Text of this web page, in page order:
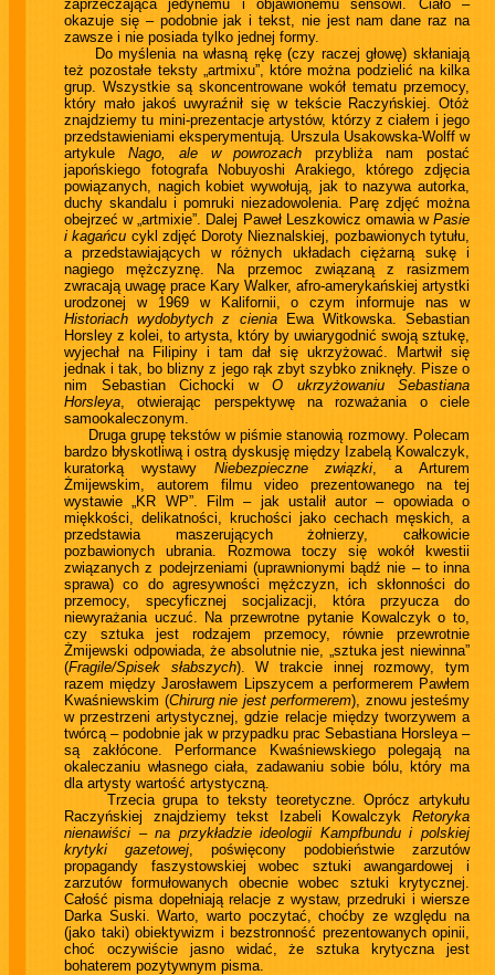
zaprzeczająca jedynemu i objawionemu sensowi. Ciało –
okazuje się – podobnie jak i tekst, nie jest nam dane raz na
zawsze i nie posiada tylko jednej formy.
Do myślenia na własną rękę (czy raczej głowę) skłaniają
też pozostałe teksty „artmixu”, które można podzielić na kilka
grup. Wszystkie są skoncentrowane wokół tematu przemocy,
który mało jakoś uwyraźnił się w tekście Raczyńskiej. Otóż
znajdziemy tu mini-prezentacje artystów, którzy z ciałem i jego
przedstawieniami eksperymentują. Urszula Usakowska-Wolff w
artykule Nago, ale w powrozach przybliża nam postać
japońskiego fotografa Nobuyoshi Arakiego, którego zdjęcia
powiązanych, nagich kobiet wywołują, jak to nazywa autorka,
duchy skandalu i pomruki niezadowolenia. Parę zdjęć można
obejrzeć w „artmixie”. Dalej Paweł Leszkowicz omawia w Pasie
i kagańcu cykl zdjęć Doroty Nieznalskiej, pozbawionych tytułu,
a przedstawiających w różnych układach ciężarną sukę i
nagiego mężczyznę. Na przemoc związaną z rasizmem
zwracają uwagę prace Kary Walker, afro-amerykańskiej artystki
urodzonej w 1969 w Kalifornii, o czym informuje nas w
Historiach wydobytych z cieniaEwa Witkowska. Sebastian
Horsley z kolei, to artysta, który by uwiarygodnić swoją sztukę,
wyjechał na Filipiny i tam dał się ukrzyżować. Martwił się
jednak i tak, bo blizny z jego rąk zbyt szybko zniknęły. Pisze o
nim Sebastian Cichocki w O ukrzyżowaniu Sebastiana
Horsleya, otwierając perspektywę na rozważania o ciele
samookaleczonym.
Druga grupę tekstów w piśmie stanowią rozmowy. Polecam
bardzo błyskotliwą i ostrą dyskusję między Izabelą Kowalczyk,
kuratorką wystawy Niebezpieczne związki, a Arturem
Żmijewskim, autorem filmu video prezentowanego na tej
wystawie „KR WP”. Film – jak ustalił autor – opowiada o
miękkości, delikatności, kruchości jako cechach męskich, a
przedstawia maszerujących żołnierzy, całkowicie
pozbawionych ubrania. Rozmowa toczy się wokół kwestii
związanych z podejrzeniami (uprawnionymi bądź nie – to inna
sprawa) co do agresywności mężczyzn, ich skłonności do
przemocy, specyficznej socjalizacji, która przyucza do
niewyrażania uczuć. Na przewrotne pytanie Kowalczyk o to,
czy sztuka jest rodzajem przemocy, równie przewrotnie
Żmijewski odpowiada, że absolutnie nie, „sztuka jest niewinna”
(Fragile/Spisek słabszych). W trakcie innej rozmowy, tym
razem między Jarosławem Lipszycem a performerem Pawłem
Kwaśniewskim (Chirurg nie jest performerem), znowu jesteśmy
w przestrzeni artystycznej, gdzie relacje między tworzywem a
twórcą – podobnie jak w przypadku prac Sebastiana Horsleya –
są zakłócone. Performance Kwaśniewskiego polegają na
okaleczaniu własnego ciała, zadawaniu sobie bólu, który ma
dla artysty wartość artystyczną.
Trzecia grupa to teksty teoretyczne. Oprócz artykułu
Raczyńskiej znajdziemy tekst Izabeli Kowalczyk Retoryka
nienawiści – na przykładzie ideologii Kampfbundu i polskiej
krytyki gazetowej, poświęcony podobieństwie zarzutów
propagandy faszystowskiej wobec sztuki awangardowej i
zarzutów formułowanych obecnie wobec sztuki krytycznej.
Całość pisma dopełniają relacje z wystaw, przedruki i wiersze
Darka Suski. Warto, warto poczytać, choćby ze względu na
(jako taki) obiektywizm i bezstronność prezentowanych opinii,
choć oczywiście jasno widać, że sztuka krytyczna jest
bohaterem pozytywnym pisma.